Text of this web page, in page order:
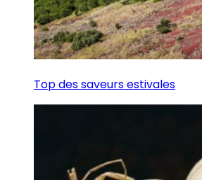
Top des saveurs estivales